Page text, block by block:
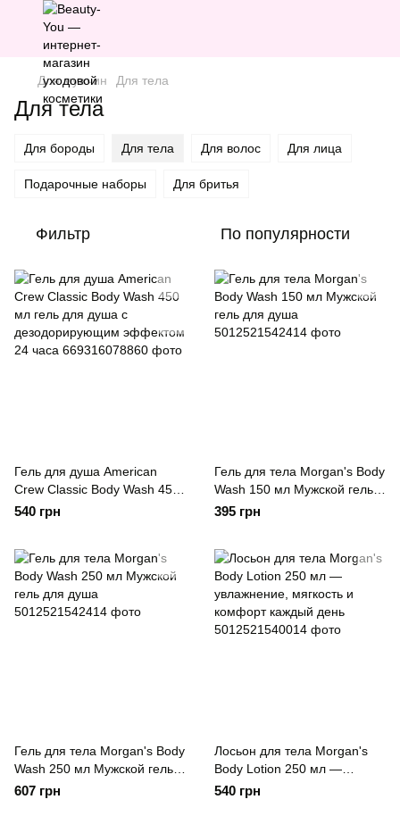
Для мужчин Для тела
Для тела
Для бороды Для тела Для волос Для лица
Подарочные наборы Для бритья
Фильтр По популярности
Гель для душа American
Crew Classic Body Wash 450
мл гель для душа с
540 грн
Гель для тела Morgan's Body
Wash 150 мл Мужской гель
для душа
395 грн
Гель для тела Morgan's Body
Wash 250 мл Мужской гель
для душа
607 грн
Лосьон для тела Morgan's
Body Lotion 250 мл —
увлажнение, мягкость и
540 грн